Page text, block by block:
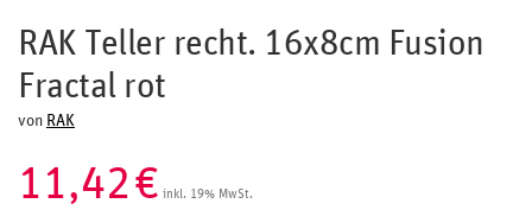
RAK Teller recht. 16x8cm Fusion
Fractal rot
von RAK
11,42€ inkl. 19% MwSt.